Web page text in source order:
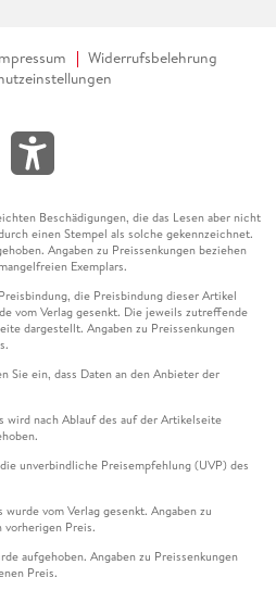
Widerrufsbelehrung
Beschädigungen, die das Lesen aber nicht
einen Stempel als solche gekennzeichnet.
Angaben zu Preissenkungen beziehen
Exemplars.
die Preisbindung dieser Artikel
vom Verlag gesenkt. Die jeweils zutreffende
dargestellt. Angaben zu Preissenkungen
Sie ein, dass Daten an den Anbieter der
wird nach Ablauf des auf der Artikelseite
unverbindliche Preisempfehlung (UVP) des
vom Verlag gesenkt. Angaben zu
vorherigen Preis.
aufgehoben. Angaben zu Preissenkungen
Preis.